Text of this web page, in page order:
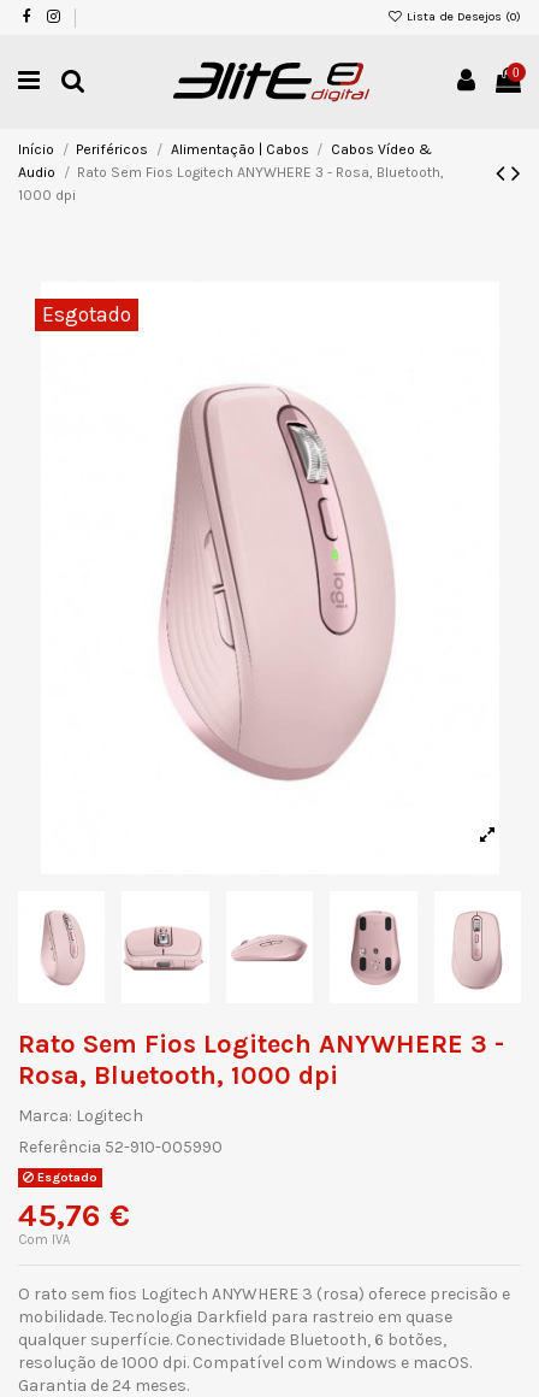
Lista de Desejos (0)
0
Início Periféricos Alimentação | Cabos
Cabos Vídeo &
Audio
Rato Sem Fios Logitech ANYWHERE 3 - Rosa, Bluetooth,
1000 dpi
Esgotado
Rato Sem Fios Logitech ANYWHERE 3 -
Rosa, Bluetooth, 1000 dpi
Marca: Logitech
Referência 52-910-005990
Esgotado
45,76 €
Com IVA
O rato sem fios Logitech ANYWHERE 3 (rosa) oferece precisão e
mobilidade. Tecnologia Darkfield para rastreio em quase
qualquer superfície. Conectividade Bluetooth, 6 botões,
resolução de 1000 dpi. Compatível com Windows e macOS.
Garantia de 24 meses.